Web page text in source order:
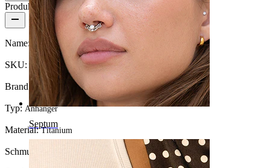
Septum
Produktdetails
Name: Anhänger mit diamantförmigem Schmuckstein
SKU: Charm-05
Brand: Bodymod Trend
Typ: Anhänger
Material:Titanium
Schmucksteintyp: Kubischer Zirkonia